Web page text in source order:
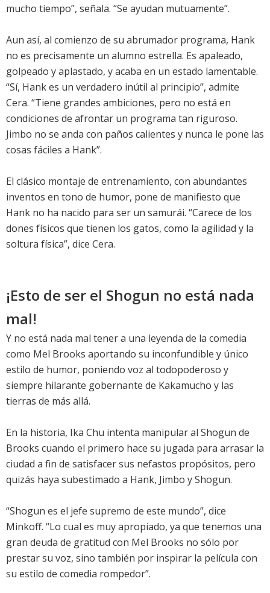
mucho tiempo”, señala. “Se ayudan mutuamente”.
Aun así, al comienzo de su abrumador programa, Hank
no es precisamente un alumno estrella. Es apaleado,
golpeado y aplastado, y acaba en un estado lamentable.
“Sí, Hank es un verdadero inútil al principio”, admite
Cera. “Tiene grandes ambiciones, pero no está en
condiciones de afrontar un programa tan riguroso.
Jimbo no se anda con paños calientes y nunca le pone las
cosas fáciles a Hank”.
El clásico montaje de entrenamiento, con abundantes
inventos en tono de humor, pone de manifiesto que
Hank no ha nacido para ser un samurái. “Carece de los
dones físicos que tienen los gatos, como la agilidad y la
soltura física”, dice Cera.
¡Esto de ser el Shogun no está nada
mal!
Y no está nada mal tener a una leyenda de la comedia
como Mel Brooks aportando su inconfundible y único
estilo de humor, poniendo voz al todopoderoso y
siempre hilarante gobernante de Kakamucho y las
tierras de más allá.
En la historia, Ika Chu intenta manipular al Shogun de
Brooks cuando el primero hace su jugada para arrasar la
ciudad a fin de satisfacer sus nefastos propósitos, pero
quizás haya subestimado a Hank, Jimbo y Shogun.
“Shogun es el jefe supremo de este mundo”, dice
Minkoff. “Lo cual es muy apropiado, ya que tenemos una
gran deuda de gratitud con Mel Brooks no sólo por
prestar su voz, sino también por inspirar la película con
su estilo de comedia rompedor”.